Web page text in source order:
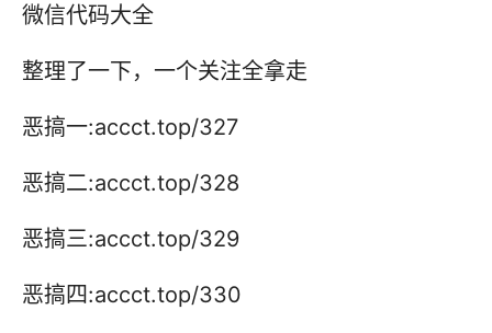
微信代码大全
整理了一下，一个关注全拿走
恶搞一:accct.top/327
恶搞二:accct.top/328
恶搞三:accct.top/329
恶搞四:accct.top/330